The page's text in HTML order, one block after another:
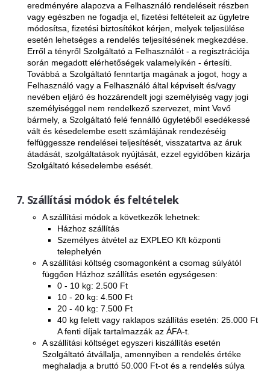
eredményére alapozva a Felhasználó rendeléseit részben
vagy egészben ne fogadja el, fizetési feltételeit az ügyletre
módosítsa, fizetési biztosítékot kérjen, melyek teljesülése
esetén lehetséges a rendelés teljesítésének megkezdése.
Erről a tényről Szolgáltató a Felhasználót - a regisztrációja
során megadott elérhetőségek valamelyikén - értesíti.
Továbbá a Szolgáltató fenntartja magának a jogot, hogy a
Felhasználó vagy a Felhasználó által képviselt és/vagy
nevében eljáró és hozzárendelt jogi személyiség vagy jogi
személyiséggel nem rendelkező szervezet, mint Vevő
bármely, a Szolgáltató felé fennálló ügyletéből esedékessé
vált és késedelembe esett számlájának rendezéséig
felfüggessze rendelései teljesítését, visszatartva az áruk
átadását, szolgáltatások nyújtását, ezzel egyidőben kizárja
Szolgáltató késedelembe esését.
Szállítási módok és feltételek
A szállítási módok a következők lehetnek:
Házhoz szállítás
Személyes átvétel az EXPLEO Kft központi
telephelyén
A szállítási költség csomagonként a csomag súlyától
függően Házhoz szállítás esetén egységesen:
0 - 10 kg: 2.500 Ft
10 - 20 kg: 4.500 Ft
20 - 40 kg: 7.500 Ft
40 kg felett vagy raklapos szállítás esetén: 25.000 Ft
A fenti díjak tartalmazzák az ÁFA-t.
A szállítási költséget egyszeri kiszállítás esetén
Szolgáltató átvállalja, amennyiben a rendelés értéke
meghaladja a bruttó 50.000 Ft-ot és a rendelés súlya